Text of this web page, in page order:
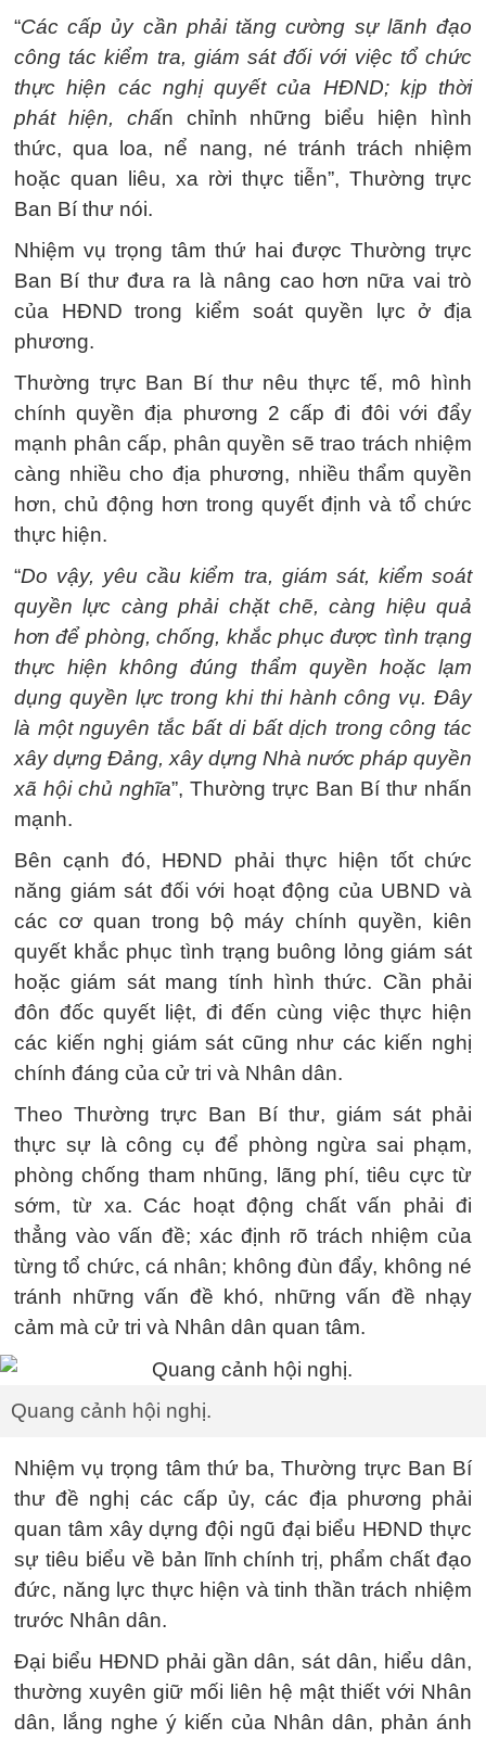
“Các cấp ủy cần phải tăng cường sự lãnh đạo
công tác kiểm tra, giám sát đối với việc tổ chức
thực hiện các nghị quyết của HĐND; kịp thời
phát hiện, chấn chỉnh những biểu hiện hình
thức, qua loa, nể nang, né tránh trách nhiệm
hoặc quan liêu, xa rời thực tiễn”, Thường trực
Ban Bí thư nói.
Nhiệm vụ trọng tâm thứ hai được Thường trực
Ban Bí thư đưa ra là nâng cao hơn nữa vai trò
của HĐND trong kiểm soát quyền lực ở địa
phương.
Thường trực Ban Bí thư nêu thực tế, mô hình
chính quyền địa phương 2 cấp đi đôi với đẩy
mạnh phân cấp, phân quyền sẽ trao trách nhiệm
càng nhiều cho địa phương, nhiều thẩm quyền
hơn, chủ động hơn trong quyết định và tổ chức
thực hiện.
“Do vậy, yêu cầu kiểm tra, giám sát, kiểm soát
quyền lực càng phải chặt chẽ, càng hiệu quả
hơn để phòng, chống, khắc phục được tình trạng
thực hiện không đúng thẩm quyền hoặc lạm
dụng quyền lực trong khi thi hành công vụ. Đây
là một nguyên tắc bất di bất dịch trong công tác
xây dựng Đảng, xây dựng Nhà nước pháp quyền
xã hội chủ nghĩa”, Thường trực Ban Bí thư nhấn
mạnh.
Bên cạnh đó, HĐND phải thực hiện tốt chức
năng giám sát đối với hoạt động của UBND và
các cơ quan trong bộ máy chính quyền, kiên
quyết khắc phục tình trạng buông lỏng giám sát
hoặc giám sát mang tính hình thức. Cần phải
đôn đốc quyết liệt, đi đến cùng việc thực hiện
các kiến nghị giám sát cũng như các kiến nghị
chính đáng của cử tri và Nhân dân.
Theo Thường trực Ban Bí thư, giám sát phải
thực sự là công cụ để phòng ngừa sai phạm,
phòng chống tham nhũng, lãng phí, tiêu cực từ
sớm, từ xa. Các hoạt động chất vấn phải đi
thẳng vào vấn đề; xác định rõ trách nhiệm của
từng tổ chức, cá nhân; không đùn đẩy, không né
tránh những vấn đề khó, những vấn đề nhạy
cảm mà cử tri và Nhân dân quan tâm.
Quang cảnh hội nghị.
Nhiệm vụ trọng tâm thứ ba, Thường trực Ban Bí
thư đề nghị các cấp ủy, các địa phương phải
quan tâm xây dựng đội ngũ đại biểu HĐND thực
sự tiêu biểu về bản lĩnh chính trị, phẩm chất đạo
đức, năng lực thực hiện và tinh thần trách nhiệm
trước Nhân dân.
Đại biểu HĐND phải gần dân, sát dân, hiểu dân,
thường xuyên giữ mối liên hệ mật thiết với Nhân
dân, lắng nghe ý kiến của Nhân dân, phản ánh